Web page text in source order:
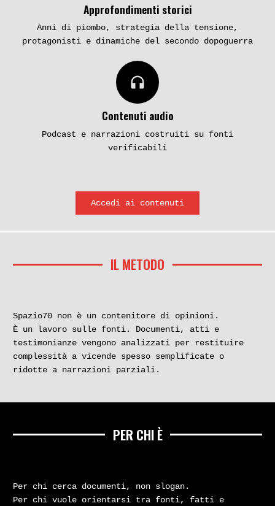
Approfondimenti storici
Anni di piombo, strategia della tensione,
protagonisti e dinamiche del secondo dopoguerra
headphones
Contenuti audio
Podcast e narrazioni costruiti su fonti
verificabili
Accedi ai contenuti
IL METODO
Spazio70 non è un contenitore di opinioni.
È un lavoro sulle fonti. Documenti, atti e
testimonianze vengono analizzati per restituire
complessità a vicende spesso semplificate o
ridotte a narrazioni parziali.
PER CHI È
Per chi cerca documenti, non slogan.
Per chi vuole orientarsi tra fonti, fatti e